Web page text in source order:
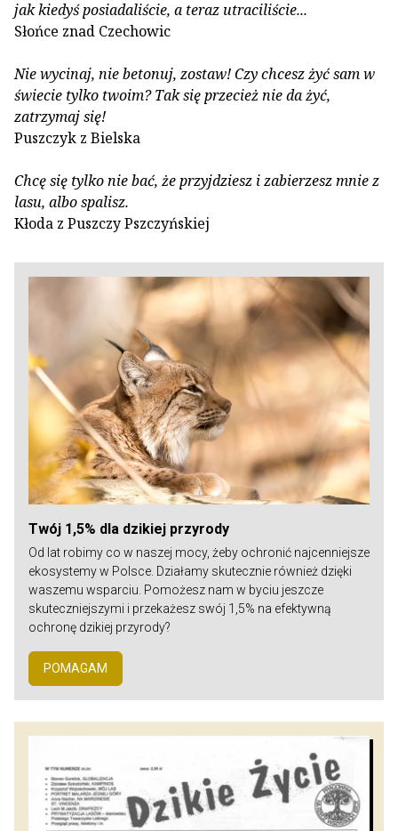
jak kiedyś posiadaliście, a teraz utraciliście...
Słońce znad Czechowic
Nie wycinaj, nie betonuj, zostaw! Czy chcesz żyć sam w
świecie tylko twoim? Tak się przecież nie da żyć,
zatrzymaj się!
Puszczyk z Bielska
Chcę się tylko nie bać, że przyjdziesz i zabierzesz mnie z
lasu, albo spalisz.
Kłoda z Puszczy Pszczyńskiej
Twój 1,5% dla dzikiej przyrody
Od lat robimy co w naszej mocy, żeby ochronić najcenniejsze
ekosystemy w Polsce. Działamy skutecznie również dzięki
waszemu wsparciu. Pomożesz nam w byciu jeszcze
skuteczniejszymi i przekażesz swój 1,5% na efektywną
ochronę dzikiej przyrody?
POMAGAM